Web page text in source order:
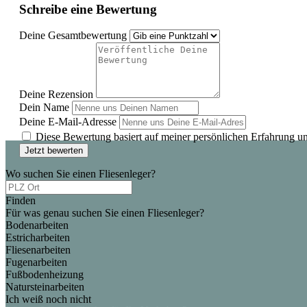
Schreibe eine Bewertung
Deine Gesamtbewertung
Deine Rezension
Dein Name
Deine E-Mail-Adresse
Diese Bewertung basiert auf meiner persönlichen Erfahrung
Jetzt bewerten
Wo suchen Sie einen Fliesenleger?
Finden
Für was genau suchen Sie einen Fliesenleger?
Bodenarbeiten
Estricharbeiten
Fliesenarbeiten
Fugenarbeiten
Fußbodenheizung
Natursteinarbeiten
Ich weiß noch nicht